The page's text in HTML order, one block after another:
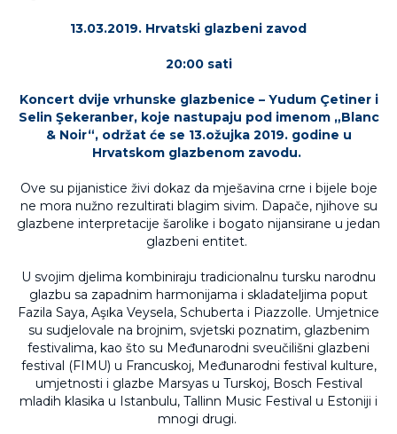
13.03.2019. Hrvatski glazbeni zavod
20:00 sati
Koncert dvije vrhunske glazbenice – Yudum Çetiner i
Selin Şekeranber, koje nastupaju pod imenom „Blanc
& Noir“, održat će se 13.ožujka 2019. godine u
Hrvatskom glazbenom zavodu.
Ove su pijanistice živi dokaz da mješavina crne i bijele boje
ne mora nužno rezultirati blagim sivim. Dapače, njihove su
glazbene interpretacije šarolike i bogato nijansirane u jedan
glazbeni entitet.
U svojim djelima kombiniraju tradicionalnu tursku narodnu
glazbu sa zapadnim harmonijama i skladateljima poput
Fazila Saya, Aşıka Veysela, Schuberta i Piazzolle. Umjetnice
su sudjelovale na brojnim, svjetski poznatim, glazbenim
festivalima, kao što su Međunarodni sveučilišni glazbeni
festival (FIMU) u Francuskoj, Međunarodni festival kulture,
umjetnosti i glazbe Marsyas u Turskoj, Bosch Festival
mladih klasika u Istanbulu, Tallinn Music Festival u Estoniji i
mnogi drugi.